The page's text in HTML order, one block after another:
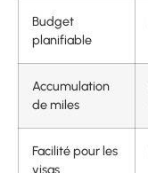
Budget
planifiable
Accumulation
de miles
Facilité pour les
visas